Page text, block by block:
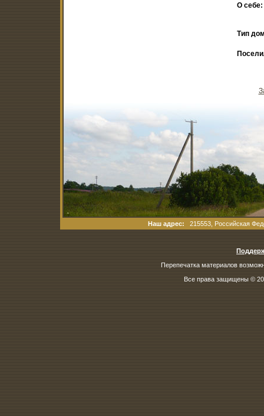
О себе:
Тип
Наш адрес: 215553, Российская
Перепечатка материалов
Все права защищены ©